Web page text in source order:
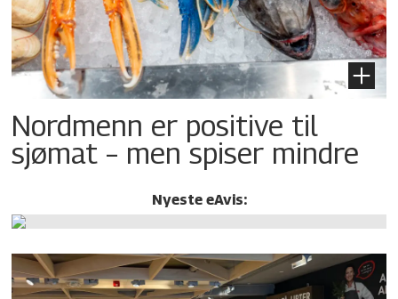
Nordmenn er positive til
sjømat – men spiser mindre
Nyeste eAvis: